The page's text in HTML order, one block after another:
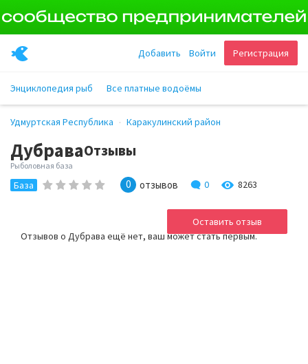
Регистрация
Войти
Добавить
Энциклопедия рыб Все платные водоёмы
Удмуртская Республика Каракулинский район
ДубраваОтзывы
Рыболовная база
База 0 отзывов 0 8263
Отзывов о Дубрава ещё нет, ваш может стать первым.
Оставить отзыв